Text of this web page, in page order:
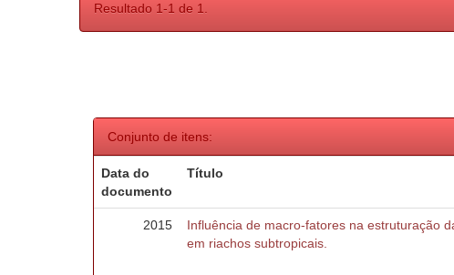
Resultado 1-1 de 1.
Conjunto de itens:
Data do
documento
Título
2015
Influência de macro-fatores na estruturação
em riachos subtropicais.